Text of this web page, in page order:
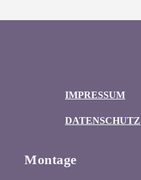
IMPRESSUM
DATENSCHUTZ
Montage